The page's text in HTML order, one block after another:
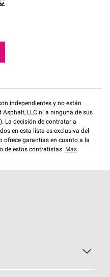
independientes y no están
LLC ni a ninguna de sus
La decisión de contratar a
en esta lista es exclusiva del
ofrece garantías en cuanto a la
de estos contratistas. Más